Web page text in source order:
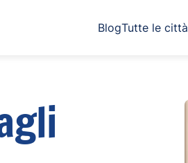
BlogTutte le città